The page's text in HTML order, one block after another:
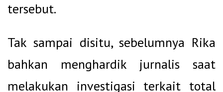
tersebut.
Tak sampai disitu, sebelumnya Rika
bahkan menghardik jurnalis saat
melakukan investigasi terkait total